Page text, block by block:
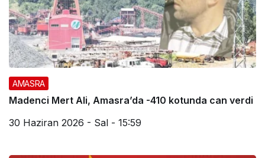
AMASRA
Madenci Mert Ali, Amasra’da -410 kotunda can verdi
30 Haziran 2026 - Sal - 15:59